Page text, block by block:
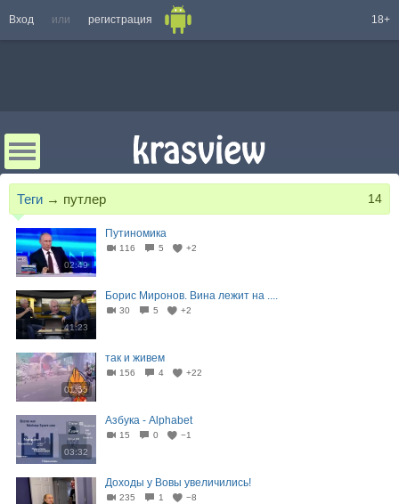
Вход или регистрация 18+
Теги → путлер 14
02:49
Путиномика
116 5 +2
41:23
Борис Миронов. Вина лежит на ....
30 5 +2
01:55
так и живем
156 4 +22
03:32
Азбука - Alphabet
15 0 −1
Доходы у Вовы увеличились!
235 1 −8